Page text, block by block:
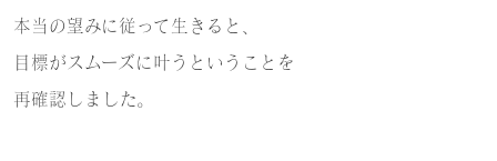
本当の望みに従って生きると、
目標がスムーズに叶うということを
再確認しました。